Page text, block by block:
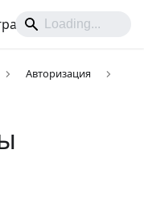
Авторизация